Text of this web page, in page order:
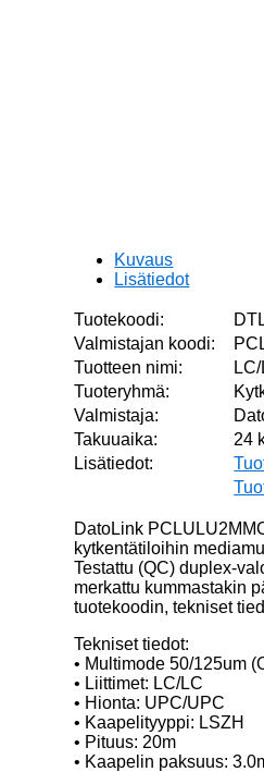
Kuvaus
Lisätiedot
Tuotekoodi:
Valmistajan koodi:
Tuotteen nimi:
Tuoteryhmä:
Valmistaja:
Takuuaika:
24
Lisätiedot:
DatoLink
kytkentätiloihin
Testattu (QC) duplex-
merkattu kummastakin
tuotekoodin, tekniset
Tekniset tiedot:
• Multimode 50/125um
• Liittimet: LC/LC
• Hionta: UPC/UPC
• Kaapelityyppi: LSZH
• Pituus: 20m
• Kaapelin paksuus: